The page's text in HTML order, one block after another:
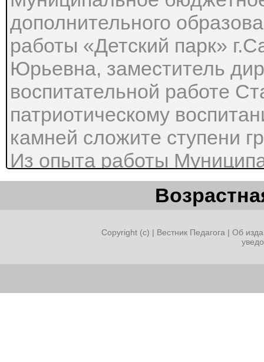
дополнительного
работы «Детский парк»
Юрьевна, заместитель
воспитательной работе
патриотическому
камней сложите ступени
Из опыта работы
учреждение
внешкольной работы
работы по
средствами музейной
образовательном
Copyright (c) | Вестник Педагога | Об